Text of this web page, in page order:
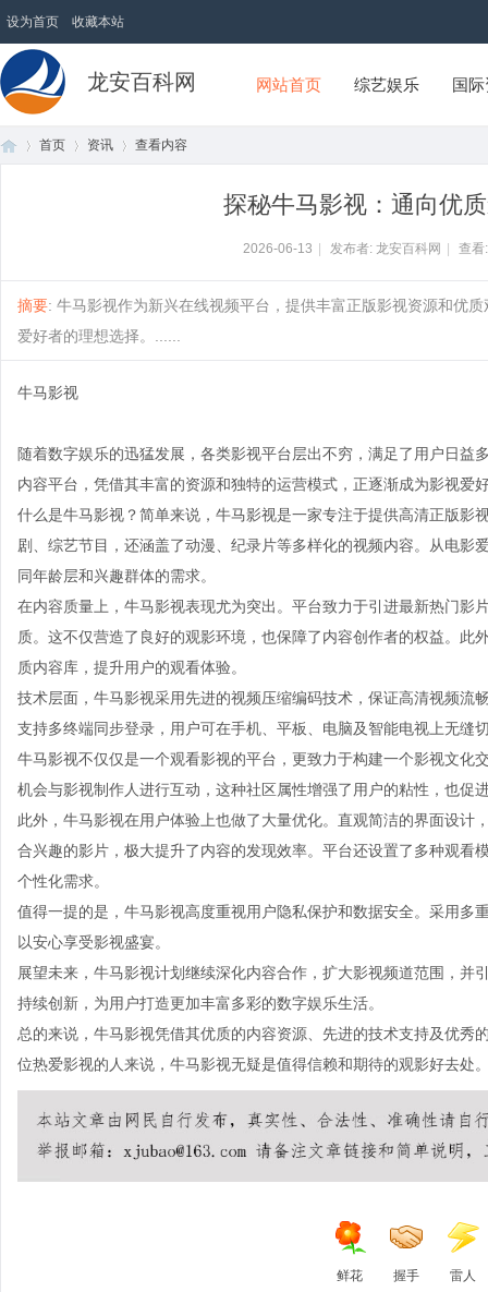
设为首页 收藏本站
龙安百科网 网站首页 综艺娱乐 国
首页 资讯 查看内容
探秘牛马影视：通向优
2026-06-13 发布者: 龙安百科网 查
摘要: 牛马影视作为新兴在线视频平台，提供丰富正版影视资源和优
爱好者的理想选择。......
牛马影视
随着数字娱乐的迅猛发展，各类影视平台层出不穷，满足了用户日
内容平台，凭借其丰富的资源和独特的运营模式，正逐渐成为影视爱
什么是牛马影视？简单来说，牛马影视是一家专注于提供高清正版影
剧、综艺节目，还涵盖了动漫、纪录片等多样化的视频内容。从电
同年龄层和兴趣群体的需求。
在内容质量上，牛马影视表现尤为突出。平台致力于引进最新热门影
质。这不仅营造了良好的观影环境，也保障了内容创作者的权益。
质内容库，提升用户的观看体验。
技术层面，牛马影视采用先进的视频压缩编码技术，保证高清视频流
支持多终端同步登录，用户可在手机、平板、电脑及智能电视上无缝
牛马影视不仅仅是一个观看影视的平台，更致力于构建一个影视文化
机会与影视制作人进行互动，这种社区属性增强了用户的粘性，也促
此外，牛马影视在用户体验上也做了大量优化。直观简洁的界面设
合兴趣的影片，极大提升了内容的发现效率。平台还设置了多种观看
个性化需求。
值得一提的是，牛马影视高度重视用户隐私保护和数据安全。采用多
以安心享受影视盛宴。
展望未来，牛马影视计划继续深化内容合作，扩大影视频道范围，
持续创新，为用户打造更加丰富多彩的数字娱乐生活。
总的来说，牛马影视凭借其优质的内容资源、先进的技术支持及优秀
位热爱影视的人来说，牛马影视无疑是值得信赖和期待的观影好去处
鲜花 握手 雷人